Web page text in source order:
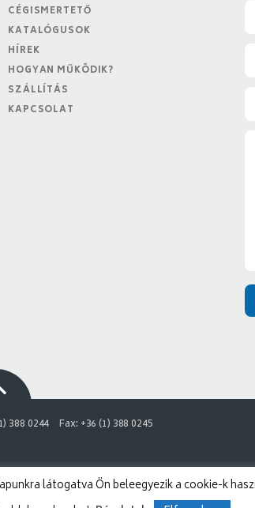
CÉGISMERTETŐ
KATALÓGUSOK
HÍREK
HOGYAN MŰKÖDIK?
SZÁLLÍTÁS
KAPCSOLAT
388 0244
Fax: +36 (1) 388 0245
látogatva Ön beleegyezik a cookie-k